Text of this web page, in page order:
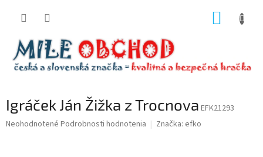
Igráček Ján Žižka z Trocnova EFK21293
Priemerné
Neohodnotené Podrobnosti hodnotenia Značka: efko